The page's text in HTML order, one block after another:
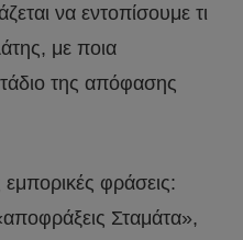
να εντοπίσουμε τι
με ποια
της απόφασης
εμπορικές φράσεις:
Σταμάτα»,